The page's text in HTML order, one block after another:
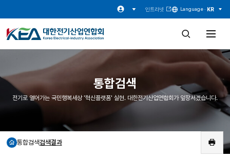
인트라넷 Language · KR
검
열
전
메
뉴
열
기
통합검색
전기로 열어가는 국민행복세상 '혁신플랫폼' 실현. 대한전기산업연합회가 앞장서겠습니다.
홈통합검색검색결과
인
쇄